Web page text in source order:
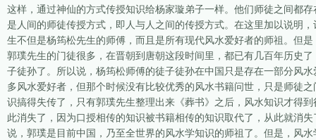
这样，通过神仙的方式传授知识给杨家璇弟子一样。他们师徒之间都
是人间的师徒传授方式，即人与人之间的传授方式。在这里加以说明
生不但是杨筠松先生的师傅，而且是所有现代风水爱好者的师祖。但
郭璞先生的门徒很多，在晋朝到唐朝这段时间里，都已有几百年历史
子徒孙了。所以说，杨筠松师傅的徒子徒孙在中国只是存在一部分风
多风水爱好者，但那个时候没有比较优秀的风水书籍问世，只是师徒
识搞得失传了，只有郭璞先生整理出来《葬书》之后，风水知识才得
此消失了，因为口授相传的知识被书籍相传的知识取代了，从此就消
说，郭璞是目前中国，乃至全世界的风水学知识的师祖了。但是，风